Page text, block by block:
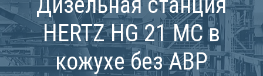
HERTZ HG 21 MC в
кожухе без АВР